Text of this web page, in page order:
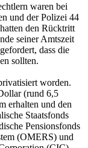
waren bei
und der Polizei 44
den Rücktritt
seiner Amtszeit
dass die
sollten.
worden.
(rund 6,5
erhalten und den
Staatsfonds
Pensionsfonds
(OMERS) und